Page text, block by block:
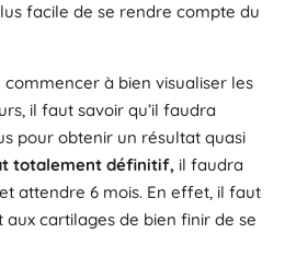
facile de se rendre compte du
à bien visualiser les
il faut savoir qu’il faudra
pour obtenir un résultat quasi
totalement définitif,il faudra
attendre 6 mois. En effet, il faut
aux cartilages de bien finir de se